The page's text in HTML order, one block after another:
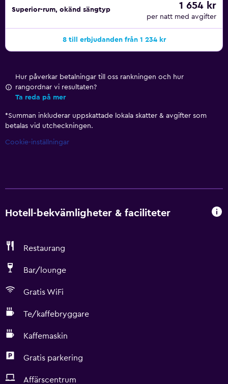
Superior-rum, okänd sängtyp 1 654 kr
per natt med avgifter
8 till erbjudanden från 1 234 kr
Hur påverkar betalningar till oss rankningen och hur
rangordnar vi resultaten?
Ta reda på mer
*Summan inkluderar uppskattade lokala skatter & avgifter som
betalas vid utcheckningen.
Cookie-inställningar
Hotell-bekvämligheter & faciliteter
Restaurang
Bar/lounge
Gratis WiFi
Te/kaffebryggare
Kaffemaskin
Gratis parkering
Affärscentrum